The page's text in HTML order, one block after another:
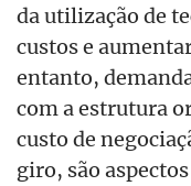
da utilização de
custos e
entanto,
com a estrutura
custo de
giro, são